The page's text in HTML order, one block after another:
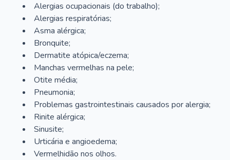
Alergias ocupacionais (do trabalho);
Alergias respiratórias;
Asma alérgica;
Bronquite;
Dermatite atópica/eczema;
Manchas vermelhas na pele;
Otite média;
Pneumonia;
Problemas gastrointestinais causados por alergia;
Rinite alérgica;
Sinusite;
Urticária e angioedema;
Vermelhidão nos olhos.